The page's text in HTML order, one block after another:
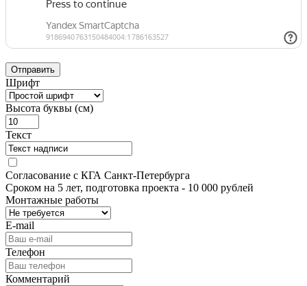
Отправить
Шрифт
Высота буквы (см)
Текст
Согласование с КГА Санкт-Петербурга
Сроком на 5 лет, подготовка проекта - 10 000 рублей
Монтажные работы
E-mail
Телефон
Комментарий